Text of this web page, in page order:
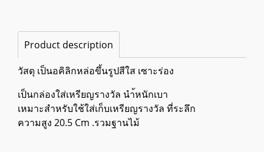
Product description
วัสดุ เป็นอคิลิกหล่อขึ้นรูปสีใส เซาะร่อง
เป็นกล่องใส่เหรียญรางวัล นำ้หนักเบา
เหมาะสำหรับใช้ใส่เก็บเหรียญรางวัล ที่ระลึก
ความสูง 20.5 Cm .รวมฐานไม้